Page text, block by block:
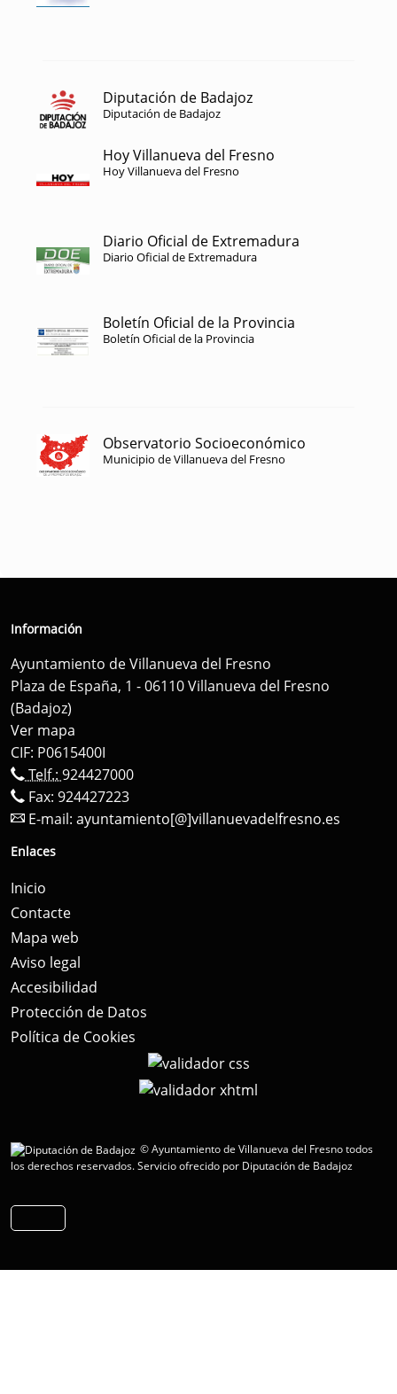
Diputación de Badajoz
Diputación de Badajoz
Hoy Villanueva del Fresno
Hoy Villanueva del Fresno
Diario Oficial de Extremadura
Diario Oficial de Extremadura
Boletín Oficial de la Provincia
Boletín Oficial de la Provincia
Observatorio Socioeconómico
Municipio de Villanueva del Fresno
Información
Ayuntamiento de Villanueva del Fresno
Plaza de España, 1 - 06110 Villanueva del Fresno
(Badajoz)
Ver mapa
CIF: P0615400I
Telf.: 924427000
Fax: 924427223
E-mail: ayuntamiento[@]villanuevadelfresno.es
Enlaces
Inicio
Contacte
Mapa web
Aviso legal
Accesibilidad
Protección de Datos
Política de Cookies
© Ayuntamiento de Villanueva del Fresno todos
los derechos reservados.Servicio ofrecido por Diputación de Badajoz